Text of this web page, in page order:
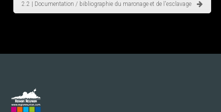
2.2 | Documentation / bibliographie du maronage et de l'esclavage